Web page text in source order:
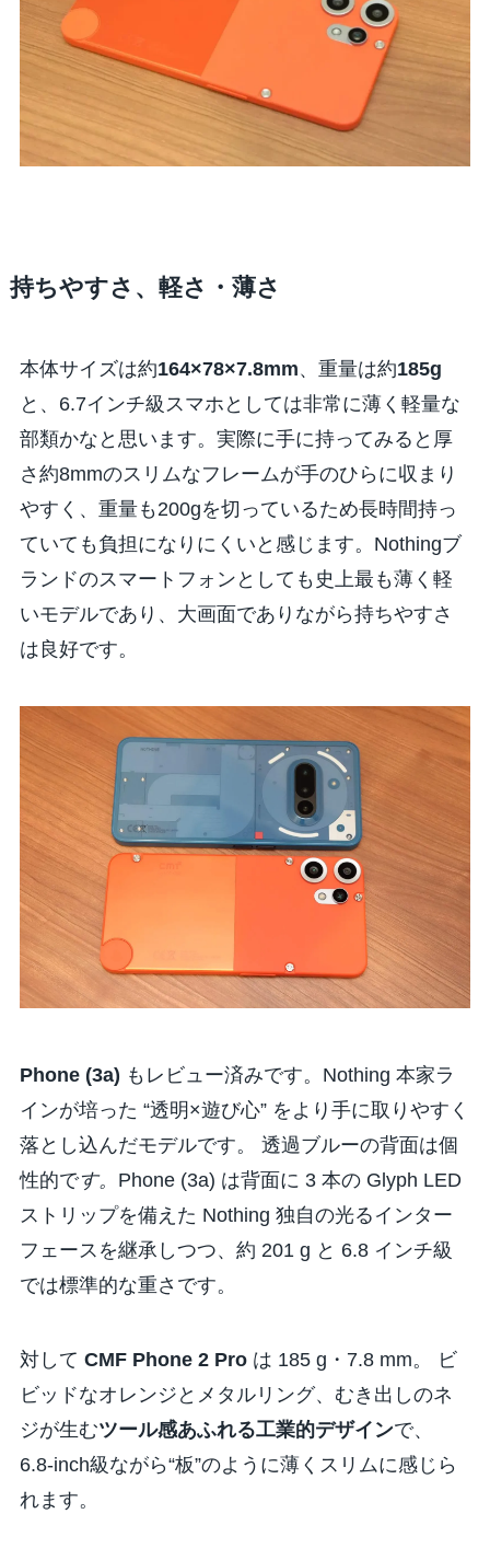
持ちやすさ、軽さ・薄さ
本体サイズは約164×78×7.8mm、重量は約185g
と、6.7インチ級スマホとしては非常に薄く軽量な
部類かなと思います。実際に手に持ってみると厚
さ約8mmのスリムなフレームが手のひらに収まり
やすく、重量も200gを切っているため長時間持っ
ていても負担になりにくいと感じます。Nothingブ
ランドのスマートフォンとしても史上最も薄く軽
いモデルであり、大画面でありながら持ちやすさ
は良好です。
Phone (3a) もレビュー済みです。Nothing 本家ラ
インが培った “透明×遊び心” をより手に取りやすく
落とし込んだモデルです。 透過ブルーの背面は個
性的です。 Phone (3a) は背面に 3 本の Glyph LED
ストリップを備えた Nothing 独自の光るインター
フェースを継承しつつ、約 201 g と 6.8 インチ級
では標準的な重さです。
対して CMF Phone 2 Proは 185 g・7.8 mm。 ビ
ビッドなオレンジとメタルリング、むき出しのネ
ジが生むツール感あふれる工業的デザインで、
6.8-inch級ながら“板”のように薄くスリムに感じら
れます。